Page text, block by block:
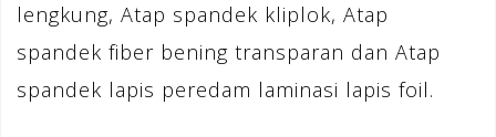
lengkung, Atap spandek kliplok, Atap
spandek fiber bening transparan dan Atap
spandek lapis peredam laminasi lapis foil.